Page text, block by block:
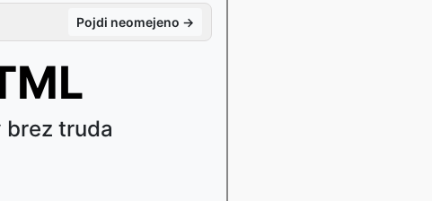
Pojdi neomejeno →
brez truda